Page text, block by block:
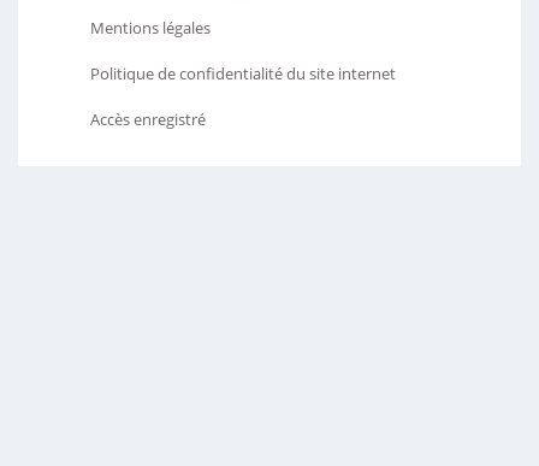
Mentions légales
Politique de confidentialité du site internet
Accès enregistré